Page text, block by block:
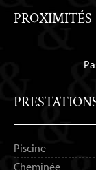
PROXIMITÉS
Piscine
Cheminée